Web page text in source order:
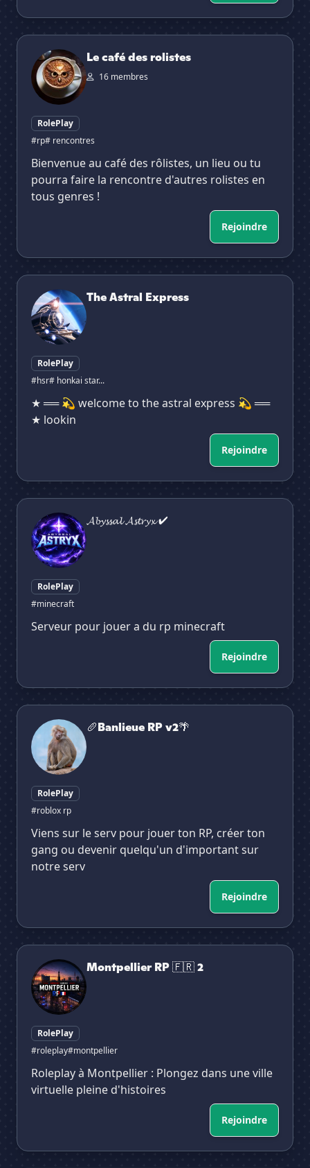
Le café des rolistes
Le café des rolistes
16 membres
RolePlay
#rp# rencontres
Bienvenue au café des rôlistes, un lieu ou tu
pourra faire la rencontre d'autres rolistes en
tous genres !
Rejoindre
The Astral Express
The Astral Express
RolePlay
#hsr# honkai star...
★ ══ 💫 welcome to the astral express 💫 ══
★ lookin
Rejoindre
𝓐𝓫𝔂𝓼𝓼𝓪𝓵 𝓐𝓼𝓽𝓻𝔂𝔁 ✔
𝓐𝓫𝔂𝓼𝓼𝓪𝓵 𝓐𝓼𝓽𝓻𝔂𝔁 ✔
RolePlay
#minecraft
Serveur pour jouer a du rp minecraft
Rejoindre
🥖Banlieue RP v2🌴
🥖Banlieue RP v2🌴
RolePlay
#roblox rp
Viens sur le serv pour jouer ton RP, créer ton
gang ou devenir quelqu'un d'important sur
notre serv
Rejoindre
Montpellier RP 🇫🇷 2
Montpellier RP 🇫🇷 2
RolePlay
#roleplay#montpellier
Roleplay à Montpellier : Plongez dans une ville
virtuelle pleine d'histoires
Rejoindre